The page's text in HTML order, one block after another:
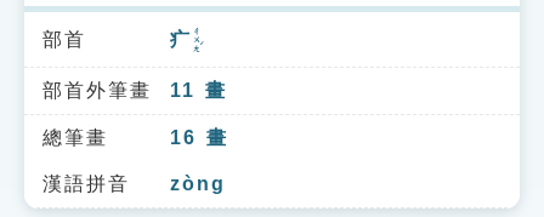
索引選單
知識索引
單字索引
生命大百科索引
部首 疒 ㄔㄨㄤˊ
部首外筆畫 11 畫
總筆畫 16 畫
漢語拼音 zòng